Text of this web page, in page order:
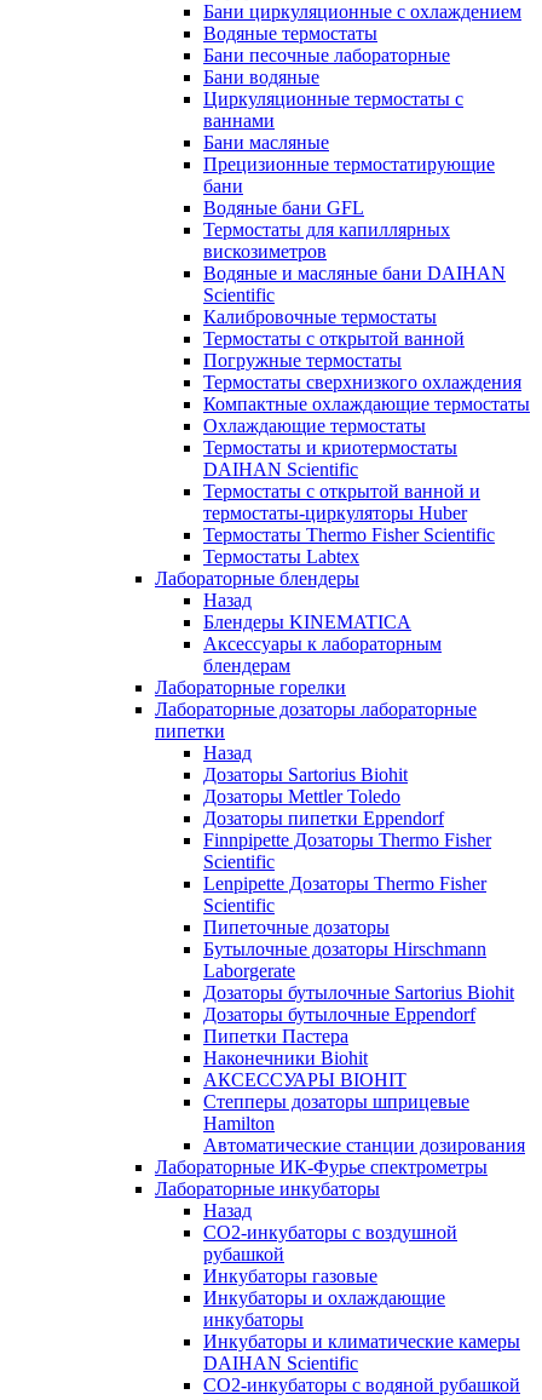
Бани циркуляционные с охлаждением
Водяные термостаты
Бани песочные лабораторные
Бани водяные
Циркуляционные термостаты с
ваннами
Бани масляные
Прецизионные термостатирующие
бани
Водяные бани GFL
Термостаты для капиллярных
вискозиметров
Водяные и масляные бани DAIHAN
Scientific
Калибровочные термостаты
Термостаты с открытой ванной
Погружные термостаты
Термостаты сверхнизкого охлаждения
Компактные охлаждающие термостаты
Охлаждающие термостаты
Термостаты и криотермостаты
DAIHAN Scientific
Термостаты с открытой ванной и
термостаты-циркуляторы Huber
Термостаты Thermo Fisher Scientific
Термостаты Labtex
Лабораторные блендеры
Назад
Блендеры KINEMATICA
Аксессуары к лабораторным
блендерам
Лабораторные горелки
Лабораторные дозаторы лабораторные
пипетки
Назад
Дозаторы Sartorius Biohit
Дозаторы Mettler Toledo
Дозаторы пипетки Eppendorf
Finnpipette Дозаторы Thermo Fisher
Scientific
Lenpipette Дозаторы Thermo Fisher
Scientific
Пипеточные дозаторы
Бутылочные дозаторы Hirschmann
Laborgerate
Дозаторы бутылочные Sartorius Biohit
Дозаторы бутылочные Eppendorf
Пипетки Пастера
Наконечники Biohit
АКСЕССУАРЫ BIOHIT
Степперы дозаторы шприцевые
Hamilton
Автоматические станции дозирования
Лабораторные ИК-Фурье спектрометры
Лабораторные инкубаторы
Назад
СО2-инкубаторы с воздушной
рубашкой
Инкубаторы газовые
Инкубаторы и охлаждающие
инкубаторы
Инкубаторы и климатические камеры
DAIHAN Scientific
CO2-инкубаторы с водяной рубашкой